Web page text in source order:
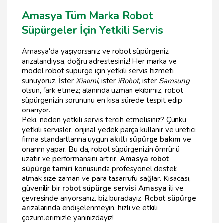
Amasya Tüm Marka Robot
Süpürgeler İçin Yetkili Servis
Amasya'da yaşıyorsanız ve robot süpürgeniz
arızalandıysa, doğru adrestesiniz! Her marka ve
model robot süpürge için yetkili servis hizmeti
sunuyoruz. İster Xiaomi, ister iRobot, ister Samsung
olsun, fark etmez; alanında uzman ekibimiz, robot
süpürgenizin sorununu en kısa sürede tespit edip
onarıyor.
Peki, neden yetkili servis tercih etmelisiniz? Çünkü
yetkili servisler, orijinal yedek parça kullanır ve üretici
firma standartlarına uygun akıllı süpürge bakım ve
onarım yapar. Bu da, robot süpürgenizin ömrünü
uzatır ve performansını artırır. Amasya robot
süpürge tamiri konusunda profesyonel destek
almak size zaman ve para tasarrufu sağlar. Kısacası,
güvenilir bir robot süpürge servisi Amasya ili ve
çevresinde arıyorsanız, biz buradayız. Robot süpürge
arızalarında endişelenmeyin, hızlı ve etkili
çözümlerimizle yanınızdayız!